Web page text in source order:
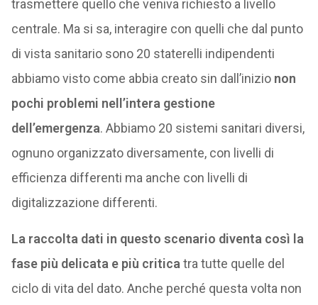
trasmettere quello che veniva richiesto a livello
centrale. Ma si sa, interagire con quelli che dal punto
di vista sanitario sono 20 staterelli indipendenti
abbiamo visto come abbia creato sin dall’inizio non
pochi problemi nell’intera gestione
dell’emergenza. Abbiamo 20 sistemi sanitari diversi,
ognuno organizzato diversamente, con livelli di
efficienza differenti ma anche con livelli di
digitalizzazione differenti.
La raccolta dati in questo scenario diventa così la
fase più delicata e più critica tra tutte quelle del
ciclo di vita del dato. Anche perché questa volta non